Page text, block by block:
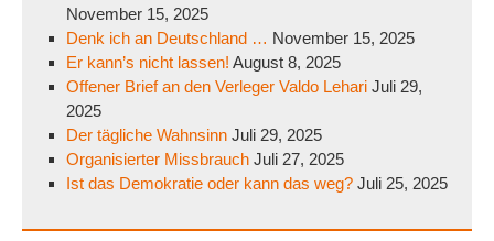
November 15, 2025
Denk ich an Deutschland … November 15, 2025
Er kann’s nicht lassen! August 8, 2025
Offener Brief an den Verleger Valdo Lehari Juli 29,
2025
Der tägliche Wahnsinn Juli 29, 2025
Organisierter Missbrauch Juli 27, 2025
Ist das Demokratie oder kann das weg? Juli 25, 2025